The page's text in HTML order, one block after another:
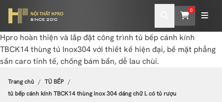
0
Hpro hoàn thiện và lắp đặt công trình tủ bếp cánh kính
TBCK14 thùng tủ Inox304 với thiết kế hiện đại, bề mặt phẳng
sần caro tinh tế, chống bám bẩn, dễ lau chùi.
Trang chủ
TỦ BẾP
tủ bếp cánh kính TBCK14 thùng inox 304 dáng chữ L có tủ rượu